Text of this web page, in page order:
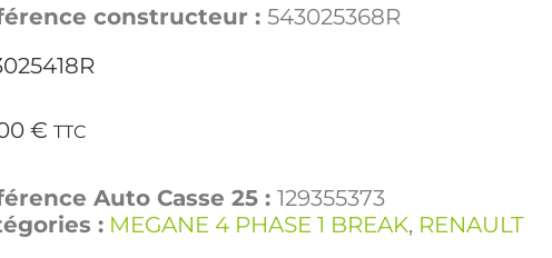
constructeur : 543025368R
€ TTC
Auto Casse 25 : 129355373
: MEGANE 4 PHASE 1 BREAK, RENAULT